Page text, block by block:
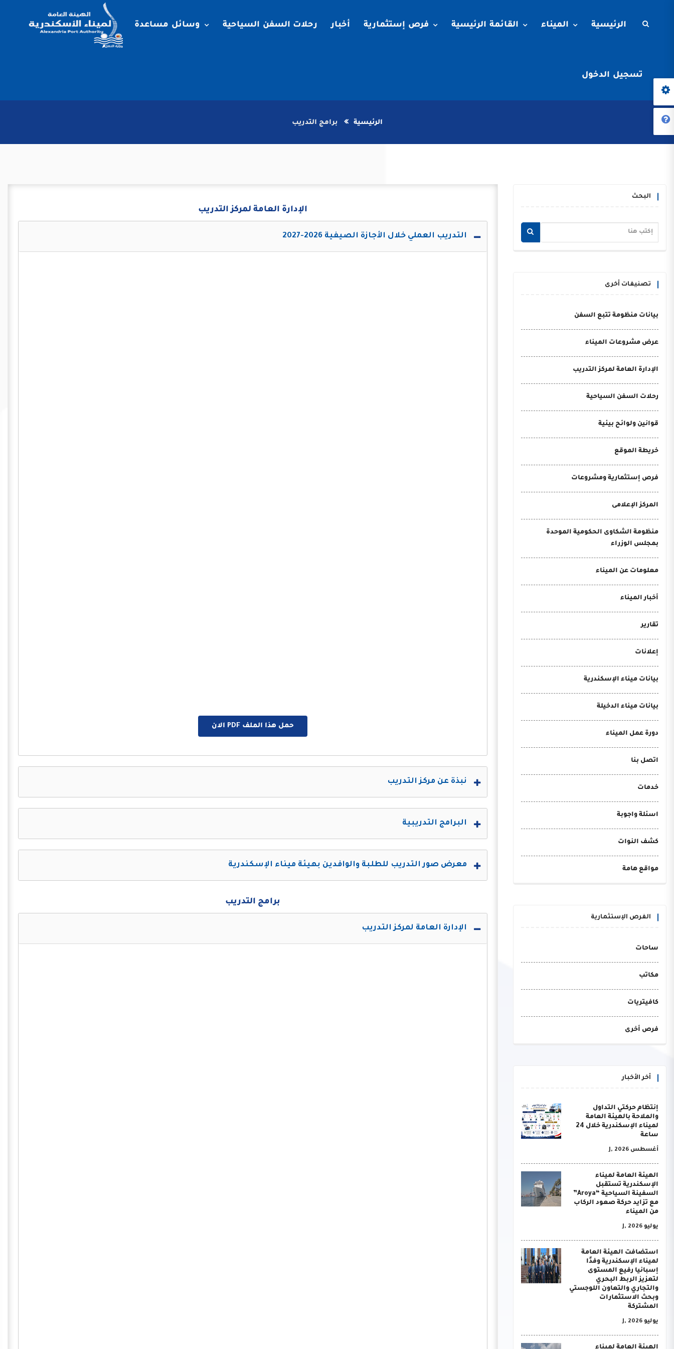
الرئيسية الميناء القائمة الرئيسية فرص إستثمارية أخبار رحلات السفن السياحية وسائل مساعدة
تسجيل الدخول
الرئيسية برامج التدريب
البحث
تصنيفات أخرى
بيانات منظومة تتبع السفن
عرض مشروعات الميناء
الإدارة العامة لمركز التدريب
رحلات السفن السياحية
قوانين ولوائح بيئية
خريطة الموقع
فرص إستثمارية ومشروعات
المركز الإعلامى
منظومة الشكاوى الحكومية الموحدة
بمجلس الوزراء
معلومات عن الميناء
أخبار الميناء
تقارير
إعلانات
بيانات ميناء الإسكندرية
بيانات ميناء الدخيلة
دورة عمل الميناء
اتصل بنا
خدمات
اسئلة واجوبة
كشف النوات
مواقع هامة
الفرص الإستثمارية
ساحات
مكاتب
كافيتريات
فرص أخرى
أخر الأخبار
إنتظام حركتي التداول
والملاحة بالهيئة العامة
لميناء الإسكندرية خلال 24
ساعة
أغسطس J, 2026
الهيئة العامة لميناء
الإسكندرية تستقبل
السفينة السياحية “Aroya”
مع تزايد حركة صعود الركاب
من الميناء
يوليو J, 2026
استضافت الهيئة العامة
لميناء الإسكندرية وفدًا
إسبانيا رفيع المستوى
لتعزيز الربط البحري
والتجاري والتعاون اللوجستي
وبحث الاستثمارات
المشتركة
يوليو J, 2026
الهيئة العامة لميناء
الإدارة العامة لمركز التدريب
التدريب العملي خلال الأجازة الصيفية 2026-2027
حمل هذا الملف PDF الان
نبذة عن مركز التدريب
البرامج التدريبية
معرض صور التدريب للطلبة والوافدين بهيئة ميناء الإسكندرية
برامج التدريب
الإدارة العامة لمركز التدريب